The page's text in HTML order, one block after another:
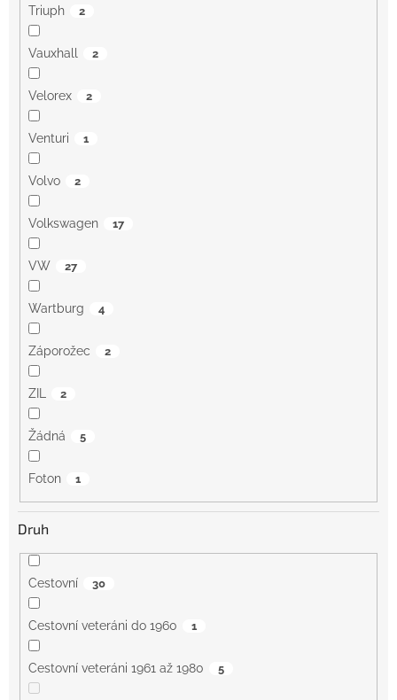
Triuph 2
Vauxhall 2
Velorex 2
Venturi 1
Volvo 2
Volkswagen 17
VW 27
Wartburg 4
Záporožec 2
ZIL 2
Žádná 5
Foton 1
Druh
Cestovní 30
Cestovní veteráni do 1960 1
Cestovní veteráni 1961 až 1980 5